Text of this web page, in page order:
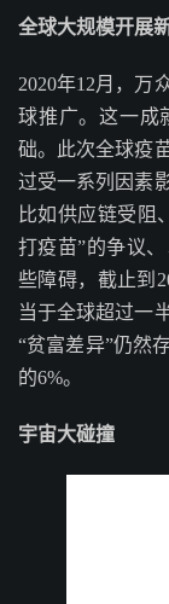
全球大规模开展
2020年12月，万
球推广。这一成
础。此次全球疫
过受一系列因素
比如供应链受阻
打疫苗”的争议
些障碍，截止到
当于全球超过一
“贫富差异”仍然
的6%。
宇宙大碰撞